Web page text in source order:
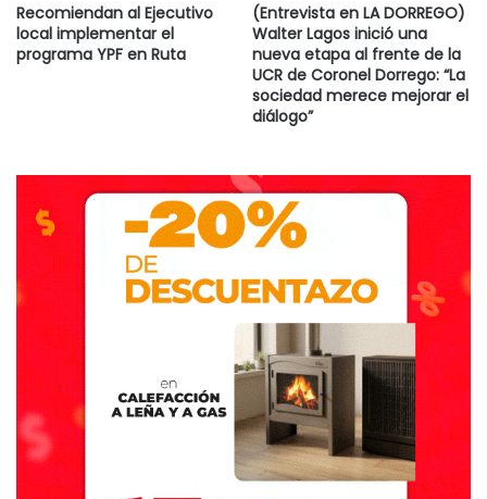
Recomiendan al Ejecutivo
local implementar el
programa YPF en Ruta
(Entrevista en LA DORREGO)
Walter Lagos inició una
nueva etapa al frente de la
UCR de Coronel Dorrego: “La
sociedad merece mejorar el
diálogo”